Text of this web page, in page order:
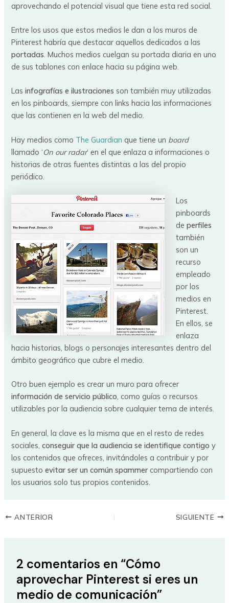
aprovechando el potencial visual que tiene esta red social.
Entre los usos que estos medios le dan a los muros de
Pinterest habría que destacar aquellos dedicados a las
portadas. Muchos medios cuelgan su portada diaria en uno
de sus tablones con enlace hacia su página web.
Las infografías e ilustraciones son también muy utilizadas
en los pinboards, siempre con links hacia las informaciones
que las contienen en la web del medio.
Hay medios como The Guardian que tiene un board
llamado ‘On our radar‘ en el que enlaza a informaciones o
historias de otras fuentes distintas a las del propio
periódico.
Los
pinboards
deperfiles
también
son un
recurso
empleado
por los
medios en
Pinterest.
En ellos, se
enlaza
hacia historias, blogs o personajes interesantes dentro del
ámbito geográfico que cubre el medio.
Otro buen ejemplo es crear un muro para ofrecer
información de servicio público, como guías o recursos
utilizables por la audiencia sobre cualquier tema de interés.
En general, la clave es la misma que en el resto de redes
sociales,conseguir que la audiencia se identifique contigo y
los contenidos que ofreces, invitándoles a contribuir y por
supuestoevitar ser un común spammer compartiendo con
los usuarios solo tus propios contenidos.
ANTERIOR SIGUIENTE
2 comentarios en “Cómo
aprovechar Pinterest si eres un
medio de comunicación”